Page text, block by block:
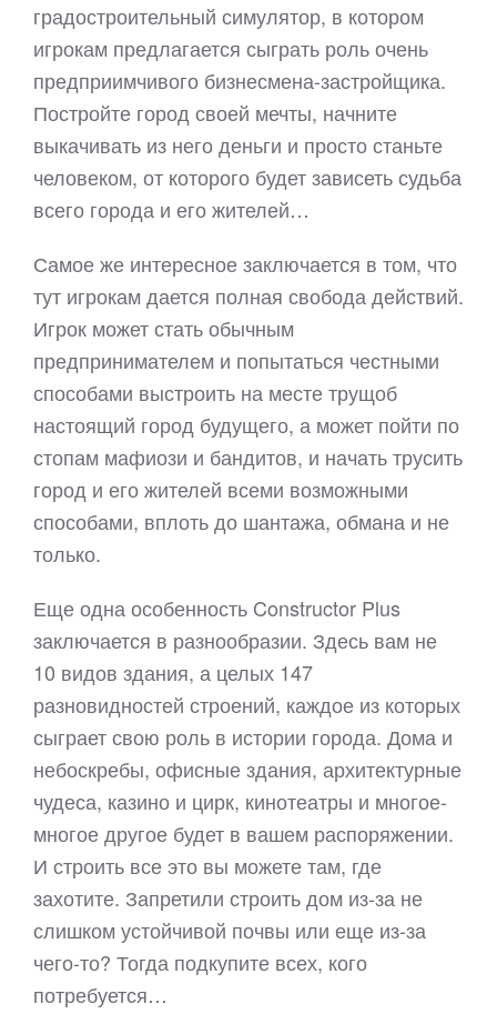
градостроительный симулятор, в котором
игрокам предлагается сыграть роль очень
предприимчивого бизнесмена-застройщика.
Постройте город своей мечты, начните
выкачивать из него деньги и просто станьте
человеком, от которого будет зависеть судьба
всего города и его жителей…
Самое же интересное заключается в том, что
тут игрокам дается полная свобода действий.
Игрок может стать обычным
предпринимателем и попытаться честными
способами выстроить на месте трущоб
настоящий город будущего, а может пойти по
стопам мафиози и бандитов, и начать трусить
город и его жителей всеми возможными
способами, вплоть до шантажа, обмана и не
только.
Еще одна особенность Constructor Plus
заключается в разнообразии. Здесь вам не
10 видов здания, а целых 147
разновидностей строений, каждое из которых
сыграет свою роль в истории города. Дома и
небоскребы, офисные здания, архитектурные
чудеса, казино и цирк, кинотеатры и многое-
многое другое будет в вашем распоряжении.
И строить все это вы можете там, где
захотите. Запретили строить дом из-за не
слишком устойчивой почвы или еще из-за
чего-то? Тогда подкупите всех, кого
потребуется…